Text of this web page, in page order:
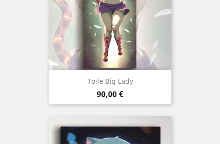
Toile Big Lady
Prix
90,00 €